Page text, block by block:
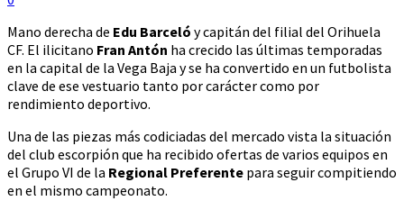
Mano derecha de Edu Barceló y capitán del filial del Orihuela
CF. El ilicitano Fran Antón ha crecido las últimas temporadas
en la capital de la Vega Baja y se ha convertido en un futbolista
clave de ese vestuario tanto por carácter como por
rendimiento deportivo.
Una de las piezas más codiciadas del mercado vista la situación
del club escorpión que ha recibido ofertas de varios equipos en
el Grupo VI de la Regional Preferente para seguir compitiendo
en el mismo campeonato.